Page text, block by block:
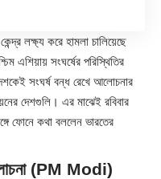
লক্ষ্য করে হামলা চালিয়েছে
এশিয়ায় সংঘর্ষের পরিস্থিতির
সংঘর্ষ বন্ধ রেখে আলোচনার
দেশগুলি। এর মাঝেই রবিবার
ফোনে কথা বললেন ভারতের
আলোচনা (PM Modi)